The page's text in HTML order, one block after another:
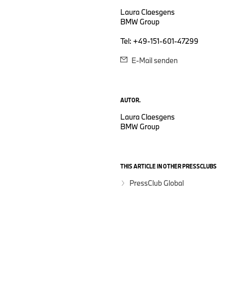
Laura Claesgens
BMW Group
Tel: +49-151-601-47299
E-Mail senden
AUTOR.
Laura Claesgens
BMW Group
THIS ARTICLE IN OTHER PRESSCLUBS
PressClub Global